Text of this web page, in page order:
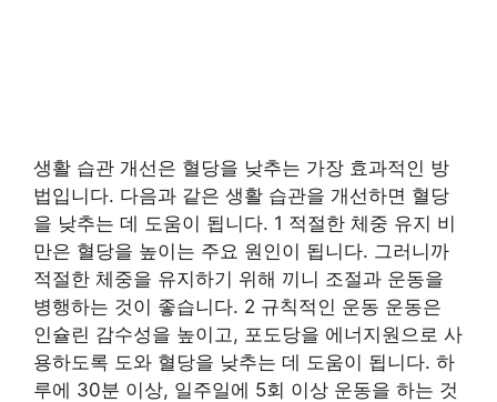
생활 습관 개선은 혈당을 낮추는 가장 효과적인 방
법입니다. 다음과 같은 생활 습관을 개선하면 혈당
을 낮추는 데 도움이 됩니다. 1 적절한 체중 유지 비
만은 혈당을 높이는 주요 원인이 됩니다. 그러니까
적절한 체중을 유지하기 위해 끼니 조절과 운동을
병행하는 것이 좋습니다. 2 규칙적인 운동 운동은
인슐린 감수성을 높이고, 포도당을 에너지원으로 사
용하도록 도와 혈당을 낮추는 데 도움이 됩니다. 하
루에 30분 이상, 일주일에 5회 이상 운동을 하는 것